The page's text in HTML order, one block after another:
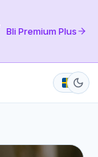
Bli Premium Plus